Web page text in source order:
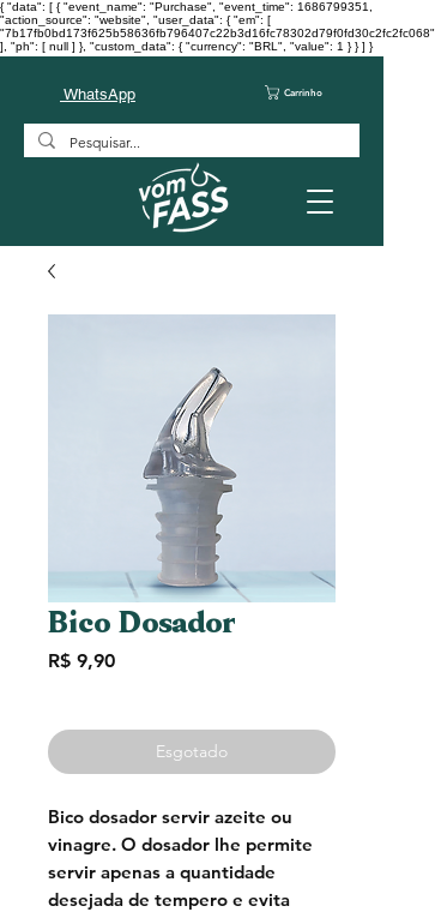
{ "data": [ { "event_name": "Purchase", "event_time": 1686799351,
"action_source": "website", "user_data": { "em": [
"7b17fb0bd173f625b58636fb796407c22b3d16fc78302d79f0fd30c2fc2fc068"
], "ph": [ null ] }, "custom_data": { "currency": "BRL", "value": 1 } } ] }
WhatsApp Carrinho
Bico Dosador
R$ 9,90Preço
Esgotado
Bico dosador servir azeite ou
vinagre. O dosador lhe permite
servir apenas a quantidade
desejada de tempero e evita